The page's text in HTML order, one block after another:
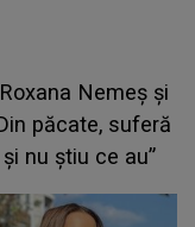
Nemeș și
păcate, suferă
nu știu ce au”